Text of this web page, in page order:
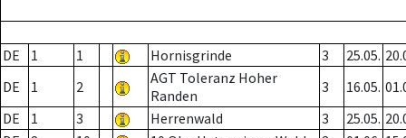
DE 1 1 Hornisgrinde 3 25.05.
DE
1 2
AGT Toleranz Hoher
Randen
3 16.05.
DE
1 3 Herrenwald 3 25.05.